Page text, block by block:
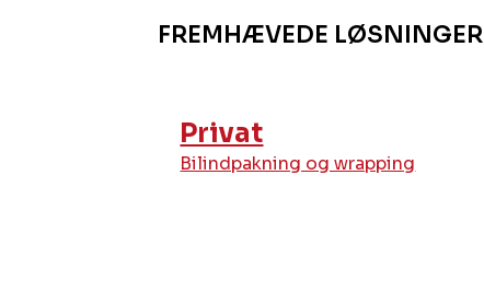
FREMHÆVEDE LØSNINGER
Privat
Bilindpakning og wrapping